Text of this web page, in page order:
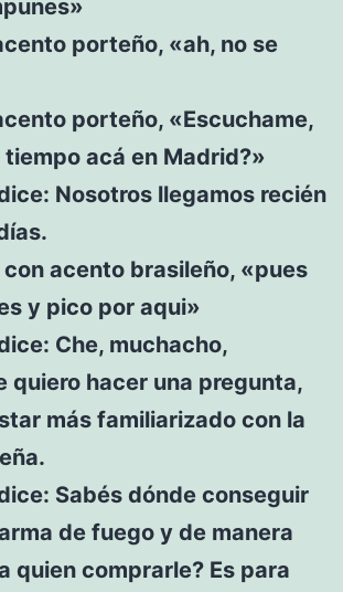
porteño, «ah, no se
porteño, «Escuchame,
acá en Madrid?»
Nosotros llegamos recién
acento brasileño, «pues
y pico por aqui»
Che, muchacho,
quiero hacer una pregunta,
más familiarizado con la
Sabés dónde conseguir
de fuego y de manera
quien comprarle? Es para